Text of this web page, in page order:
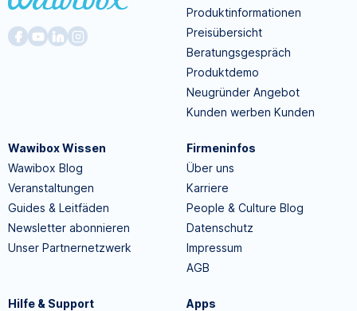
Produktinformationen
Preisübersicht
Beratungsgespräch
Produktdemo
Neugründer Angebot
Kunden werben Kunden
Wawibox Wissen
Wawibox Blog
Veranstaltungen
Guides & Leitfäden
Newsletter abonnieren
Unser Partnernetzwerk
Firmeninfos
Über uns
Karriere
People & Culture Blog
Datenschutz
Impressum
AGB
Hilfe & Support
Apps